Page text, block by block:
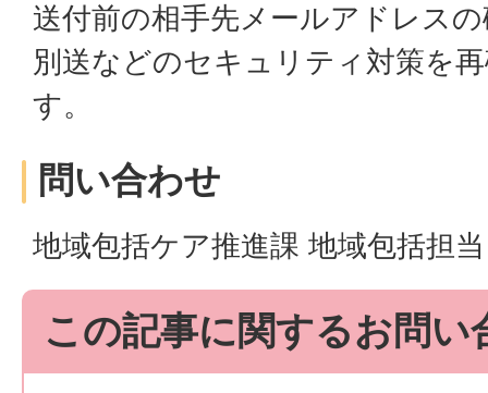
送付前の相手先メールアドレス
別送などのセキュリティ対策を
す。
問い合わせ
地域包括ケア推進課 地域包括担
この記事に関するお問い